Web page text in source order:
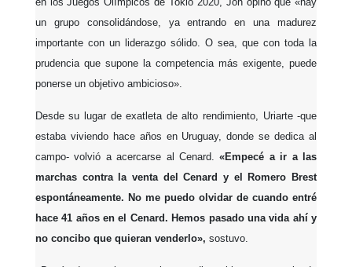
un grupo consolidándose, ya entrando en una madurez
importante con un liderazgo sólido. O sea, que con toda la
prudencia que supone la competencia más exigente, puede
ponerse un objetivo ambicioso».
Desde su lugar de exatleta de alto rendimiento, Uriarte -que
estaba viviendo hace años en Uruguay, donde se dedica al
campo- volvió a acercarse al Cenard.«Empecé a ir a las
marchas contra la venta del Cenard y el Romero Brest
espontáneamente. No me puedo olvidar de cuando entré
hace 41 años en el Cenard. Hemos pasado una vida ahí y
no concibo que quieran venderlo», sostuvo.